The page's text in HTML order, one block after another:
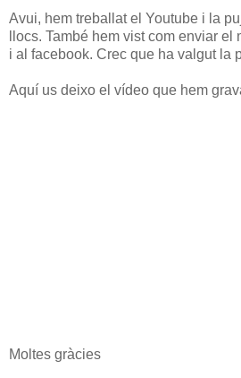
Avui, hem treballat el Youtube i la
llocs. També hem vist com enviar
i al facebook. Crec que ha valgut la
Aquí us deixo el vídeo que hem
Moltes gràcies